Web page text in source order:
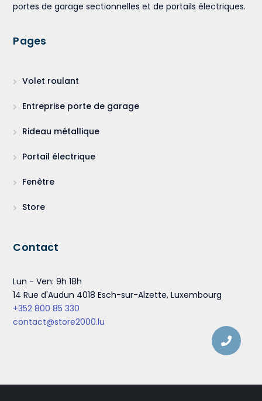
portes de garage sectionnelles et de portails électriques.
Pages
Volet roulant
Entreprise porte de garage
Rideau métallique
Portail électrique
Fenêtre
Store
Contact
Lun - Ven: 9h 18h
14 Rue d'Audun 4018 Esch-sur-Alzette, Luxembourg
+352 800 85 330
contact@store2000.lu